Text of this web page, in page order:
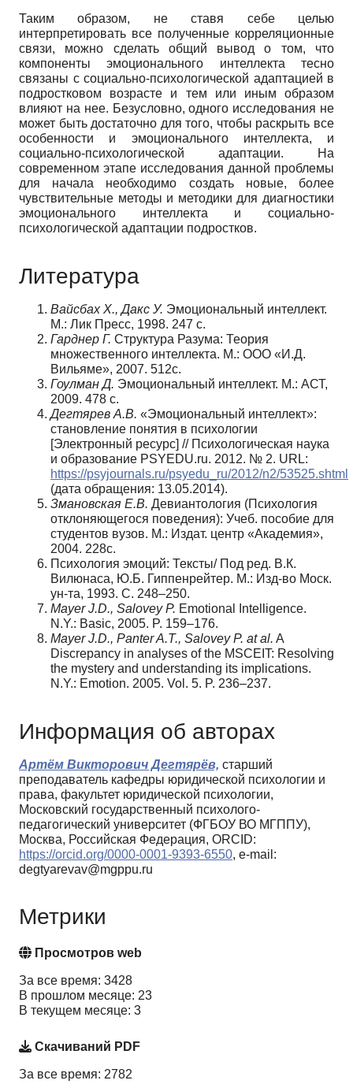
Таким образом, не ставя себе целью
интерпретировать все полученные корреляционные
связи, можно сделать общий вывод о том, что
компоненты эмоционального интеллекта тесно
связаны с социально-психологической адаптацией в
подростковом возрасте и тем или иным образом
влияют на нее. Безусловно, одного исследования не
может быть достаточно для того, чтобы раскрыть все
особенности и эмоционального интеллекта, и
социально-психологической адаптации. На
современном этапе исследования данной проблемы
для начала необходимо создать новые, более
чувствительные методы и методики для диагностики
эмоционального интеллекта и социально-
психологической адаптации подростков.
Литература
Вайсбах Х., Дакс У. Эмоциональный интеллект.
М.: Лик Пресс, 1998. 247 с.
Гарднер Г. Структура Разума: Теория
множественного интеллекта. М.: ООО «И.Д.
Вильяме», 2007. 512с.
Гоулман Д. Эмоциональный интеллект. М.: АСТ,
2009. 478 с.
Дегтярев А.В. «Эмоциональный интеллект»:
становление понятия в психологии
[Электронный ресурс] // Психологическая наука
и образование PSYEDU.ru. 2012. № 2. URL:
https://psyjournals.ru/psyedu_ru/2012/n2/53525.shtml
(дата обращения: 13.05.2014).
Змановская Е.В. Девиантология (Психология
отклоняющегося поведения): Учеб. пособие для
студентов вузов. М.: Издат. центр «Академия»,
2004. 228с.
Психология эмоций: Тексты/ Под ред. В.К.
Вилюнаса, Ю.Б. Гиппенрейтер. М.: Изд-во Моск.
ун-та, 1993. С. 248–250.
Mayer J.D., Salovey P. Emotional Intelligence.
N.Y.: Basic, 2005. P. 159–176.
Mayer J.D., Panter A.T., Salovey P. at al. A
Discrepancy in analyses of the MSCEIT: Resolving
the mystery and understanding its implications.
N.Y.: Emotion. 2005. Vol. 5. P. 236–237.
Информация об авторах
Артём Викторович Дегтярёв, старший
преподаватель кафедры юридической психологии и
права, факультет юридической психологии,
Московский государственный психолого-
педагогический университет (ФГБОУ ВО МГППУ),
Москва, Российская Федерация, ORCID:
https://orcid.org/0000-0001-9393-6550, e-mail:
degtyarevav@mgppu.ru
Метрики
Просмотров web
За все время: 3428
В прошлом месяце: 23
В текущем месяце: 3
Скачиваний PDF
За все время: 2782